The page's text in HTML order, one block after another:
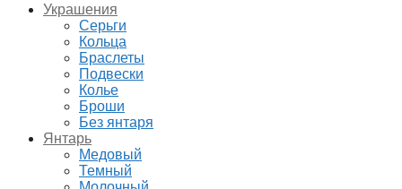
Украшения
Серьги
Кольца
Браслеты
Подвески
Колье
Броши
Без янтаря
Янтарь
Медовый
Темный